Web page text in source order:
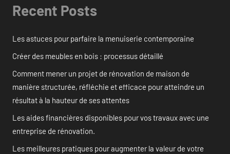
Recent Posts
Les astuces pour parfaire la menuiserie contemporaine
Créer des meubles en bois : processus détaillé
Comment mener un projet de rénovation de maison de
manière structurée, réfléchie et efficace pour atteindre un
résultat à la hauteur de ses attentes
Les aides financières disponibles pour vos travaux avec une
entreprise de rénovation.
Les meilleures pratiques pour augmenter la valeur de votre